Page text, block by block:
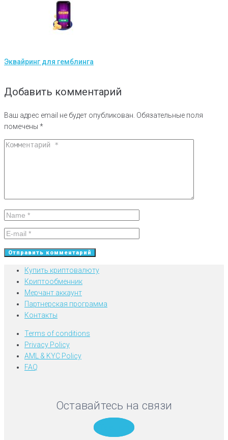
Эквайринг для гемблинга
Добавить комментарий
Ваш адрес email не будет опубликован. Обязательные поля
помечены *
Купить криптовалюту
Криптообменник
Мерчант аккаунт
Партнерская программа
Контакты
Terms of conditions
Privacy Policy
AML & KYC Policy
FAQ
Оставайтесь на связи